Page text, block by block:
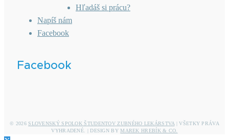
Hľadáš si prácu?
Napíš nám
Facebook
Facebook
© 2026SLOVENSKÝ SPOLOK ŠTUDENTOV ZUBNÉHO LEKÁRSTVA | VŠETKY PRÁVA
VYHRADENÉ. | DESIGN BYMAREK HREBÍK & CO.